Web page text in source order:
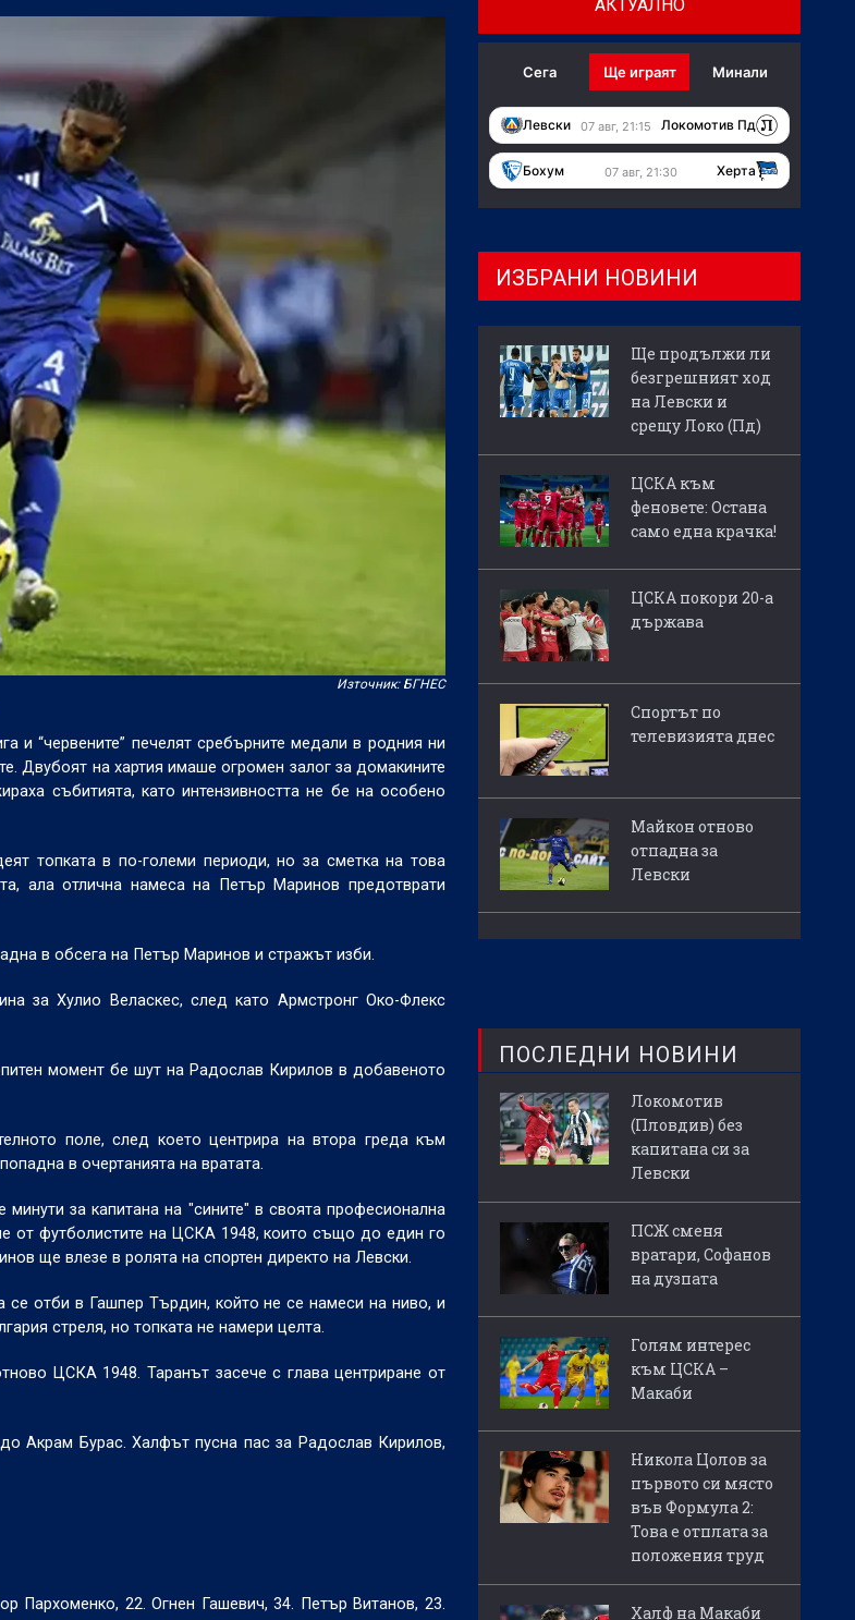
Източник: БГНЕС
и “червените” печелят сребърните медали в родния ни
Двубоят на хартия имаше огромен залог за домакините
събитията, като интензивността не бе на особено
топката в по-големи периоди, но за сметка на това
ала отлична намеса на Петър Маринов предотврати
в обсега на Петър Маринов и стражът изби.
за Хулио Веласкес, след като Армстронг Око-Флекс
момент бе шут на Радослав Кирилов в добавеното
поле, след което центрира на втора греда към
в очертанията на вратата.
за капитана на "сините" в своята професионална
от футболистите на ЦСКА 1948, които също до един го
ще влезе в ролята на спортен директо на Левски.
се отби в Гашпер Търдин, който не се намеси на ниво, и
стреля, но топката не намери целта.
ЦСКА 1948. Таранът засече с глава центриране от
Акрам Бурас. Халфът пусна пас за Радослав Кирилов,
Пархоменко, 22. Огнен Гашевич, 34. Петър Витанов, 23.
АКТУАЛНО
Сега Ще играят Минали
Левски 07 авг, 21:15 Локомотив Пд
Бохум 07 авг, 21:30 Херта
ИЗБРАНИ НОВИНИ
Ще продължи ли
безгрешният ход
на Левски и
срещу Локо (Пд)
ЦСКА към
феновете: Остана
само една крачка!
ЦСКА покори 20-а
държава
Спортът по
телевизията днес
Майкон отново
отпадна за
Левски
ПОСЛЕДНИ НОВИНИ
Локомотив
(Пловдив) без
капитана си за
Левски
ПСЖ сменя
вратари, Софанов
на дузпата
Голям интерес
към ЦСКА –
Макаби
Никола Цолов за
първото си място
във Формула 2:
Това е отплата за
положения труд
Халф на Макаби